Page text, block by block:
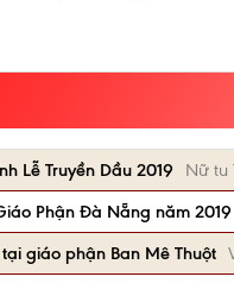
Lễ Truyền Dầu 2019
Nữ tu
Phận Đà Nẵng năm 2019
giáo phận Ban Mê Thuột